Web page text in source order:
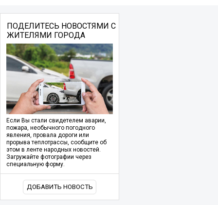
ПОДЕЛИТЕСЬ НОВОСТЯМИ С
ЖИТЕЛЯМИ ГОРОДА
Если Вы стали свидетелем аварии,
пожара, необычного погодного
явления, провала дороги или
прорыва теплотрассы, сообщите об
этом в ленте народных новостей.
Загружайте фотографии через
специальную форму.
ДОБАВИТЬ НОВОСТЬ